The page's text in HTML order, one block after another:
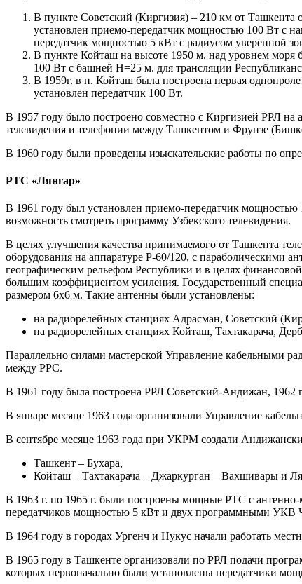
В пункте Советский (Киргизия) – 210 км от Ташкента
установлен приемо-передатчик мощностью 100 Вт с
передатчик мощностью 5 кВт с радиусом уверенной
В пункте Койташ на высоте 1950 м. над уровнем моря
100 Вт с башней Н=25 м. для трансляции
В 1959г. в п. Койташ была построена первая
установлен передатчик 100 Вт.
В 1957 году было построено совместно с Киргизией РРЛ
телевидения и телефонии между Ташкентом и Фрунзе
В 1960 году были проведены изыскательские работы по
РТС «Лянгар»
В 1961 году был установлен приемо-передатчик
возможность смотреть программу Узбекского телевидения.
В целях улучшения качества принимаемого от Ташкента
оборудования на аппаратуре Р-60/120, с параболическими
географическим рельефом Республики и в целях
большим коэффициентом усиления. Государственный
размером 6х6 м. Такие антенны были установлены:
на радиорелейных станциях Адрасман, Советский
на радиорелейных станциях Койташ, Тахтакарача,
Параллельно силами мастерской Управление кабельными
между РРС.
В 1961 году была построена РРЛ Советский-Андижан,
В январе месяце 1963 года организовали Управление
В сентябре месяце 1963 года при УКРМ создали
Ташкент – Бухара,
Койташ – Тахтакарача – Джаркурган – Вахшивары и
В 1963 г. по 1965 г. были построены мощные РТС с
передатчиков мощностью 5 кВт и двух программными УКВ
В 1964 году в городах Ургенч и Нукус начали работать
В 1965 году в Ташкенте организовали по РРЛ подачи
которых первоначально были установлены передатчики